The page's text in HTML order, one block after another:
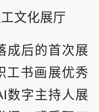
文化展厅
成后的首次展
工书画展优秀
数字主持人展